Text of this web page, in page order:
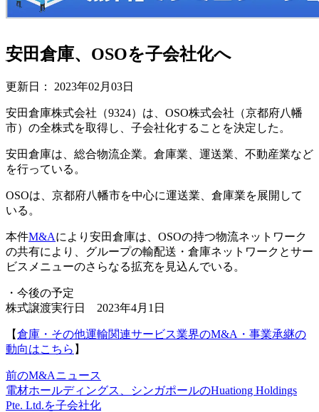
安田倉庫、OSOを子会社化へ
更新日： 2023年02月03日
安田倉庫株式会社（9324）は、OSO株式会社（京都府八幡
市）の全株式を取得し、子会社化することを決定した。
安田倉庫は、総合物流企業。倉庫業、運送業、不動産業など
を行っている。
OSOは、京都府八幡市を中心に運送業、倉庫業を展開して
いる。
本件M&Aにより安田倉庫は、OSOの持つ物流ネットワーク
の共有により、グループの輸配送・倉庫ネットワークとサー
ビスメニューのさらなる拡充を見込んでいる。
・今後の予定
株式譲渡実行日 2023年4月1日
【倉庫・その他運輸関連サービス業界のM&A・事業承継の
動向はこちら 】
前のM&Aニュース
電材ホールディングス、シンガポールのHuationg Holdings
Pte. Ltd.を子会社化